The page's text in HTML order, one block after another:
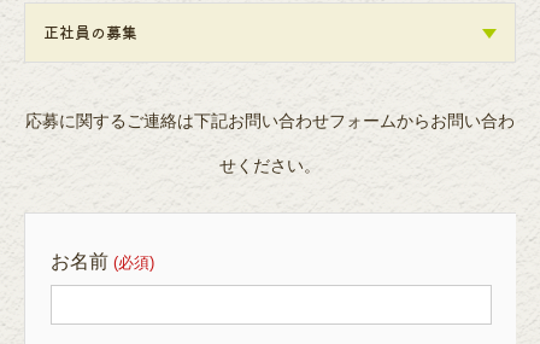
正社員の募集
応募に関するご連絡は下記お問い合わせフォームからお問い合わ
せください。
お名前 (必須)